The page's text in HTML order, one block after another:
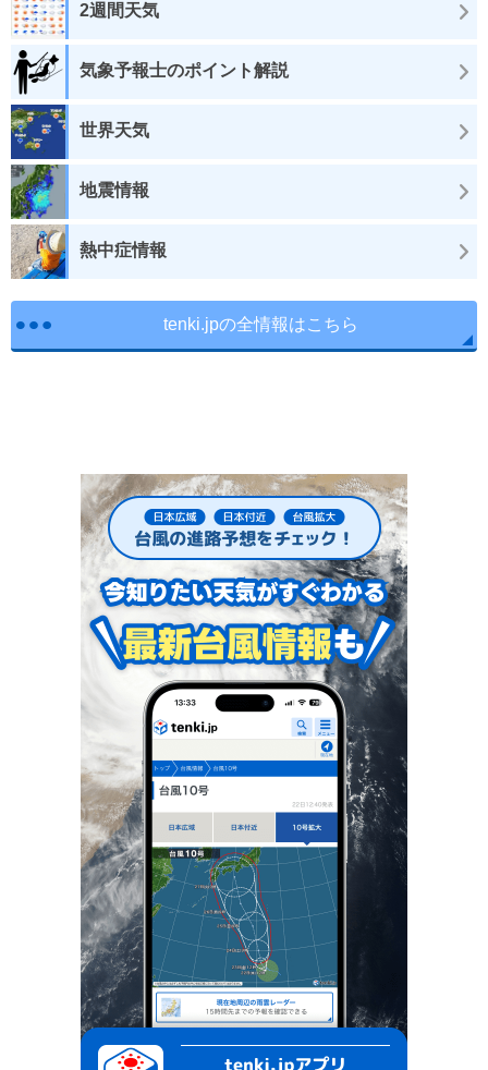
2週間天気
気象予報士のポイント解説
世界天気
地震情報
熱中症情報
tenki.jpの全情報はこちら